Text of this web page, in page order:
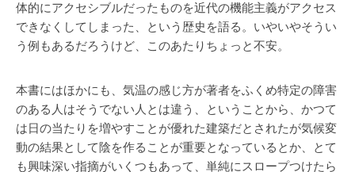
体的にアクセシブルだったものを近代の機能主義がアクセス
できなくしてしまった、という歴史を語る。いやいやそうい
う例もあるだろうけど、このあたりちょっと不安。
本書にはほかにも、気温の感じ方が著者をふくめ特定の障害
のある人はそうでない人とは違う、ということから、かつて
は日の当たりを増やすことが優れた建築だとされたが気候変
動の結果として陰を作ることが重要となっているとか、とて
も興味深い指摘がいくつもあって、単純にスロープつけたら